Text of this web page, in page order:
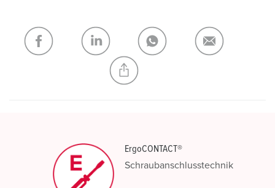
Meine Liste (0) HINZUFÜGEN
NEUE LISTE ERSTELLEN
ErgoCONTACT®
Schraubanschlusstechnik